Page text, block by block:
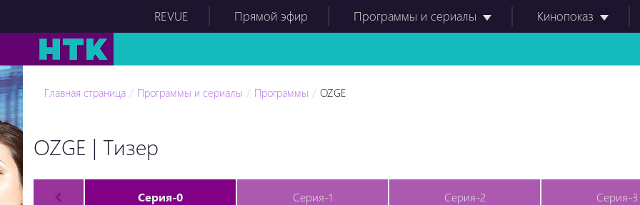
REVUE Прямой эфир Программы и сериалы Кинопоказ
Главная страница Программы и сериалы Программы OZGE
OZGE | Тизер
Серия-0 Серия-1 Серия-2 Серия-3